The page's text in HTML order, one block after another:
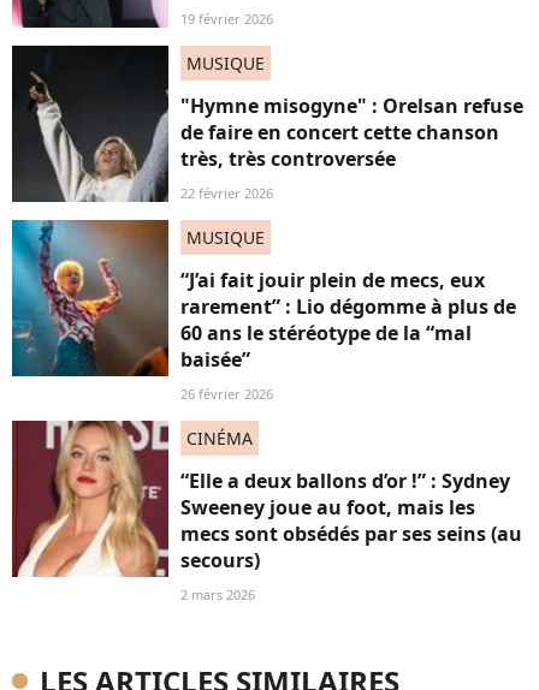
19 février 2026
MUSIQUE
"Hymne misogyne" : Orelsan refuse
de faire en concert cette chanson
très, très controversée
22 février 2026
MUSIQUE
“J’ai fait jouir plein de mecs, eux
rarement” : Lio dégomme à plus de
60 ans le stéréotype de la “mal
baisée”
26 février 2026
CINÉMA
“Elle a deux ballons d’or !” : Sydney
Sweeney joue au foot, mais les
mecs sont obsédés par ses seins (au
secours)
2 mars 2026
LES ARTICLES SIMILAIRES